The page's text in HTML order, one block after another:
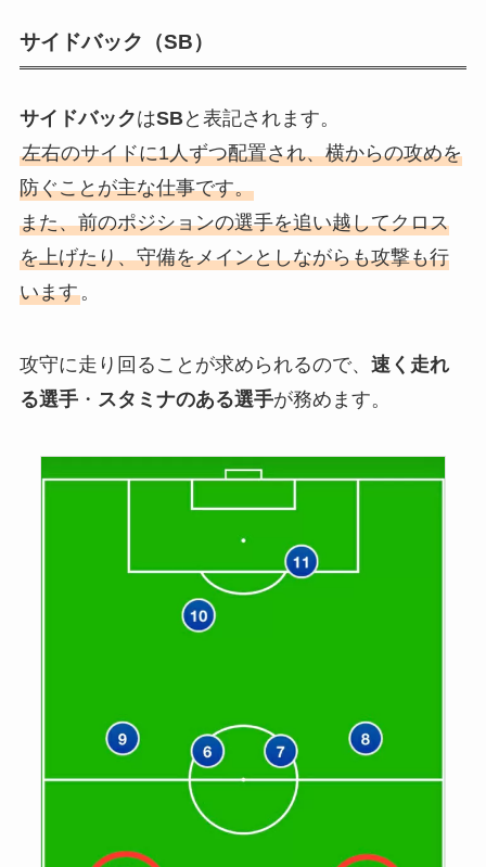
サイドバック（SB）
サイドバックはSBと表記されます。
左右のサイドに1人ずつ配置され、横からの攻めを
防ぐことが主な仕事です。
また、前のポジションの選手を追い越してクロス
を上げたり、守備をメインとしながらも攻撃も行
います。
攻守に走り回ることが求められるので、 速く走れ
る選手・ スタミナのある選手が務めます。